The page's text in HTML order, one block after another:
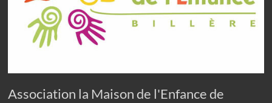
Association la Maison de l'Enfance de